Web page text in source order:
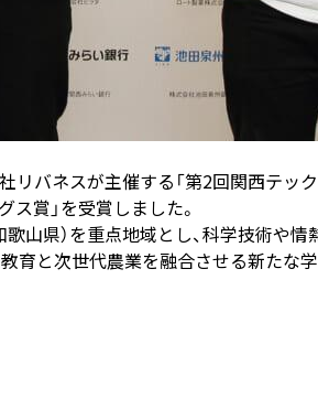
バネスが主催する「第2回関西テッ
賞」を受賞しました。
歌山県）を重点地域とし、科学技術
育と次世代農業を融合させる新たな